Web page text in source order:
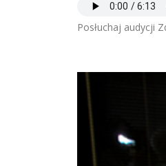
Posłuchaj audycji